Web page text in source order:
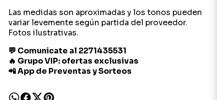
Las medidas son aproximadas y los tonos pueden
variar levemente según partida del proveedor.
Fotos ilustrativas.
💬 Comunicate al 2271435531
🔥 Grupo VIP: ofertas exclusivas
📲 App de Preventas y Sorteos